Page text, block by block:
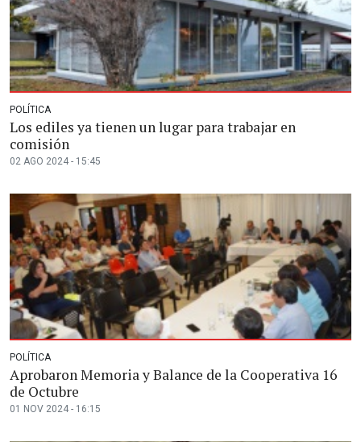
POLÍTICA
Los ediles ya tienen un lugar para trabajar en
comisión
02 AGO 2024 - 15:45
POLÍTICA
Aprobaron Memoria y Balance de la Cooperativa 16
de Octubre
01 NOV 2024 - 16:15